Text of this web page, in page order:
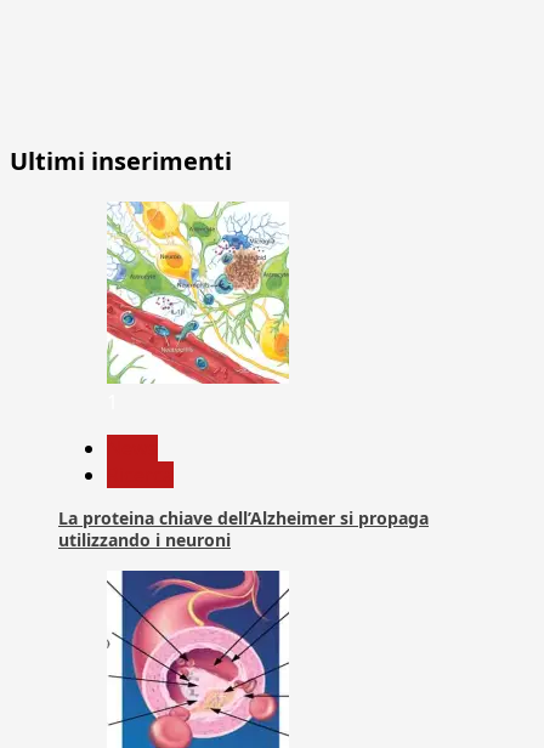
Ultimi inserimenti
La proteina chiave dell’Alzheimer si propaga
utilizzando i neuroni